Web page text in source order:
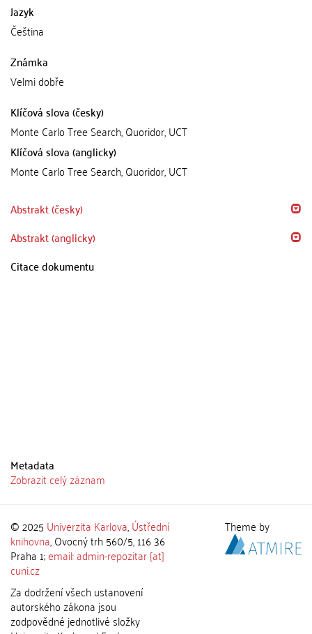
Jazyk
Čeština
Známka
Velmi dobře
Klíčová slova (česky)
Monte Carlo Tree Search, Quoridor, UCT
Klíčová slova (anglicky)
Monte Carlo Tree Search, Quoridor, UCT
Abstrakt (česky)
Abstrakt (anglicky)
Citace dokumentu
Metadata
Zobrazit celý záznam
© 2025 Univerzita Karlova,Ústřední
knihovna, Ovocný trh 560/5, 116 36
Praha 1;email: admin-repozitar [at]
cuni.cz
Za dodržení všech ustanovení
autorského zákona jsou
zodpovědné jednotlivé složky
Theme by